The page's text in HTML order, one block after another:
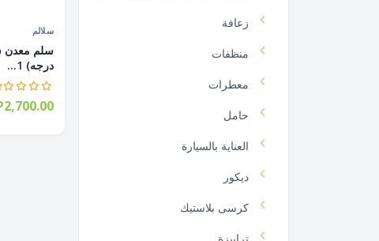
سلالم
درجه) 1...
زعافة
منظفات
معطرات
حامل
العناية بالسيارة
ديكور
كرسى بلاستيك